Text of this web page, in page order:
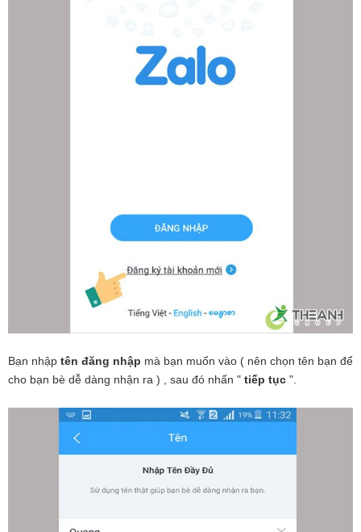
Bạn nhập tên đăng nhập mà bạn muốn vào ( nên chọn tên bạn để
cho bạn bè dễ dàng nhận ra ) , sau đó nhấn " tiếp tục ".